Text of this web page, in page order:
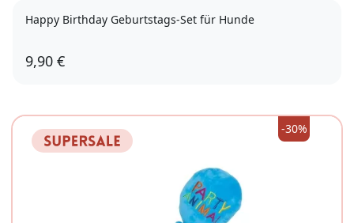
Plüschtier, Keksdieb Apfelmus
Moosgummiball, Keksdieb Karotten
Spieltau, Keksdieb Karotten
Plüschtier, Keksdieb Karotten
Happy Birthday Geburtstags-Set für Hunde
9,90 €
-30%